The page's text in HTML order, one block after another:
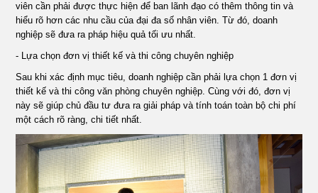
viên cần phải được thực hiện để ban lãnh đạo có thêm thông tin và
hiểu rõ hơn các nhu cầu của đại đa số nhân viên. Từ đó, doanh
nghiệp sẽ đưa ra pháp hiệu quả tối ưu nhất.
- Lựa chọn đơn vị thiết kế và thi công chuyên nghiệp
Sau khi xác định mục tiêu, doanh nghiệp cần phải lựa chọn 1 đơn vị
thiết kế và thi công văn phòng chuyên nghiệp. Cùng với đó, đơn vị
này sẽ giúp chủ đầu tư đưa ra giải pháp và tính toán toàn bộ chi phí
một cách rõ ràng, chi tiết nhất.